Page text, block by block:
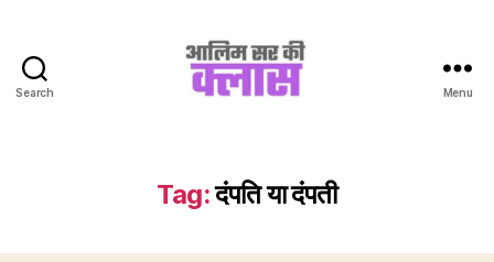
Search
Class
Menu
Tag:दंपति या दंपती